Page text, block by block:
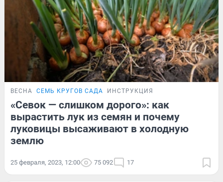
ВЕСНА СЕМЬ КРУГОВ САДА ИНСТРУКЦИЯ
«Севок — слишком дорого»: как
вырастить лук из семян и почему
луковицы высаживают в холодную
землю
25 февраля, 2023, 12:00 75 092 17